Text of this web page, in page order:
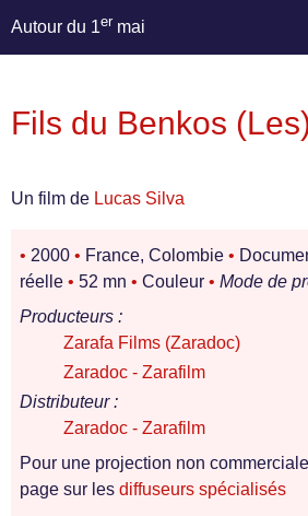
Autour du 1er mai
Fils du Benkos
Un film de Lucas Silva
• 2000 • France, Colombie •
réelle • 52 mn • Couleur • Mode de
Producteurs :
Zarafa Films (Zaradoc)
Zaradoc - Zarafilm
Distributeur :
Zaradoc - Zarafilm
Pour une projection non
page sur les diffuseurs spécialisés